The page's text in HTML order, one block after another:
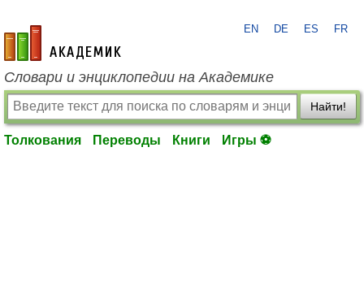
academic.ru
EN DE ES FR
Словари и энциклопедии на Академике
Найти!
Толкования Переводы Книги Игры ⚽